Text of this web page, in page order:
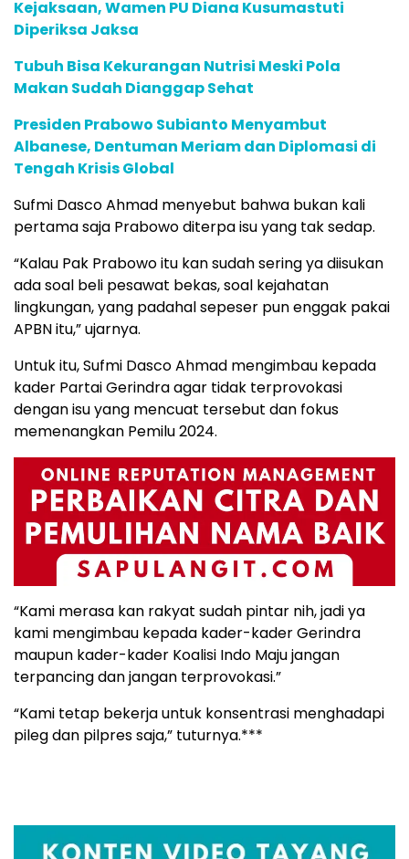
Kejaksaan, Wamen PU Diana Kusumastuti
Diperiksa Jaksa
Tubuh Bisa Kekurangan Nutrisi Meski Pola
Makan Sudah Dianggap Sehat
Presiden Prabowo Subianto Menyambut
Albanese, Dentuman Meriam dan Diplomasi di
Tengah Krisis Global
Sufmi Dasco Ahmad menyebut bahwa bukan kali
pertama saja Prabowo diterpa isu yang tak sedap.
“Kalau Pak Prabowo itu kan sudah sering ya diisukan
ada soal beli pesawat bekas, soal kejahatan
lingkungan, yang padahal sepeser pun enggak pakai
APBN itu,” ujarnya.
Untuk itu, Sufmi Dasco Ahmad mengimbau kepada
kader Partai Gerindra agar tidak terprovokasi
dengan isu yang mencuat tersebut dan fokus
memenangkan Pemilu 2024.
“Kami merasa kan rakyat sudah pintar nih, jadi ya
kami mengimbau kepada kader-kader Gerindra
maupun kader-kader Koalisi Indo Maju jangan
terpancing dan jangan terprovokasi.”
“Kami tetap bekerja untuk konsentrasi menghadapi
pileg dan pilpres saja,” tuturnya.***